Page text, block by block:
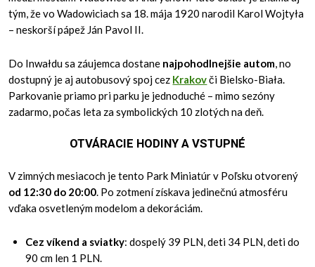
tým, že vo Wadowiciach sa 18. mája 1920 narodil Karol Wojtyła
– neskorší pápež Ján Pavol II.
Do Inwałdu sa záujemca dostane najpohodlnejšie autom, no
dostupný je aj autobusový spoj cez Krakovči Bielsko-Biała.
Parkovanie priamo pri parku je jednoduché – mimo sezóny
zadarmo, počas leta za symbolických 10 zlotých na deň.
OTVÁRACIE HODINY A VSTUPNÉ
V zimných mesiacoch je tento Park Miniatúr v Poľsku otvorený
od 12:30 do 20:00. Po zotmení získava jedinečnú atmosféru
vďaka osvetleným modelom a dekoráciám.
Cez víkend a sviatky: dospelý 39 PLN, deti 34 PLN, deti do
90 cm len 1 PLN.